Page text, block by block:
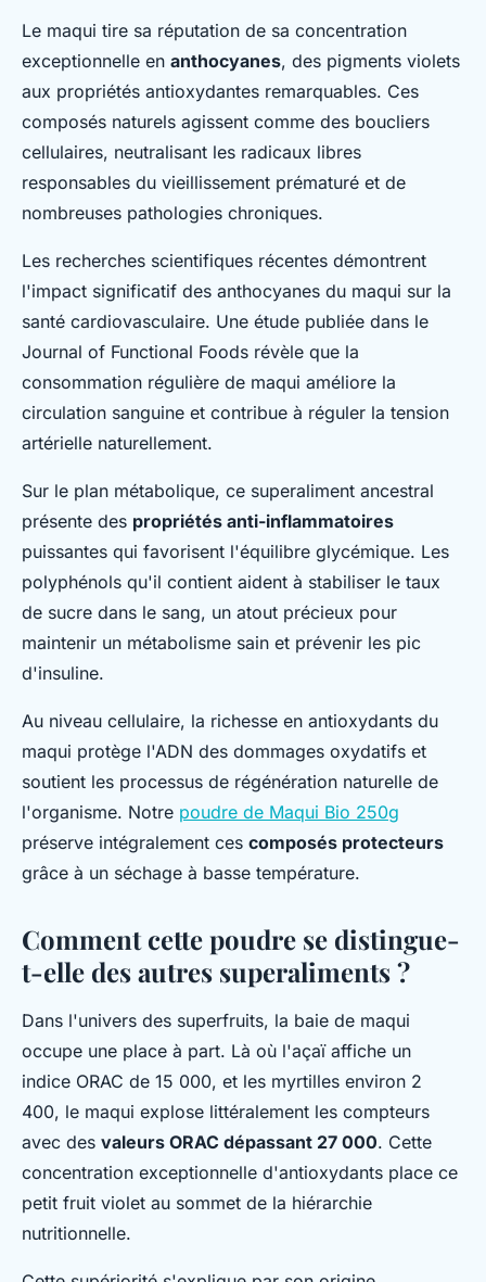
Le maqui tire sa réputation de sa concentration
exceptionnelle en anthocyanes, des pigments violets
aux propriétés antioxydantes remarquables. Ces
composés naturels agissent comme des boucliers
cellulaires, neutralisant les radicaux libres
responsables du vieillissement prématuré et de
nombreuses pathologies chroniques.
Les recherches scientifiques récentes démontrent
l'impact significatif des anthocyanes du maqui sur la
santé cardiovasculaire. Une étude publiée dans le
Journal of Functional Foods révèle que la
consommation régulière de maqui améliore la
circulation sanguine et contribue à réguler la tension
artérielle naturellement.
Sur le plan métabolique, ce superaliment ancestral
présente des propriétés anti-inflammatoires
puissantes qui favorisent l'équilibre glycémique. Les
polyphénols qu'il contient aident à stabiliser le taux
de sucre dans le sang, un atout précieux pour
maintenir un métabolisme sain et prévenir les pic
d'insuline.
Au niveau cellulaire, la richesse en antioxydants du
maqui protège l'ADN des dommages oxydatifs et
soutient les processus de régénération naturelle de
l'organisme. Notre poudre de Maqui Bio 250g
préserve intégralement ces composés protecteurs
grâce à un séchage à basse température.
Comment cette poudre se distingue-
t-elle des autres superaliments ?
Dans l'univers des superfruits, la baie de maqui
occupe une place à part. Là où l'açaï affiche un
indice ORAC de 15 000, et les myrtilles environ 2
400, le maqui explose littéralement les compteurs
avec des valeurs ORAC dépassant 27 000. Cette
concentration exceptionnelle d'antioxydants place ce
petit fruit violet au sommet de la hiérarchie
nutritionnelle.